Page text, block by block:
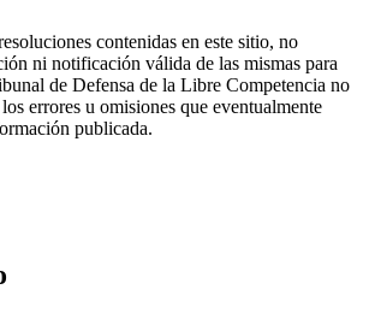
contenidas en este sitio, no
ni notificación válida de las mismas para
de Defensa de la Libre Competencia no
errores u omisiones que eventualmente
publicada.